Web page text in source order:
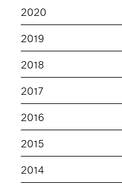
2020
2019
2018
2017
2016
2015
2014